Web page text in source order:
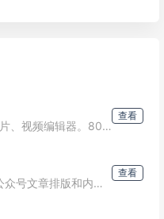
无需PS，会打字就能用的图片、视频编辑器。8000万图片素材在线编辑，换图改字生成精美设计。自动抠图，高清背景，设计不求人，商用有版权
查看
135编辑器是一款提供微信公众号文章排版和内容编辑的在线工具，样式丰富，支持秒刷、收藏样式和颜色、图片素材编辑、图片水印、一键排版等功能，轻松编辑微信公众号图文。
查看